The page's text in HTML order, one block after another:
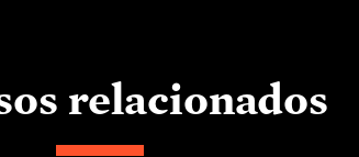
relacionados